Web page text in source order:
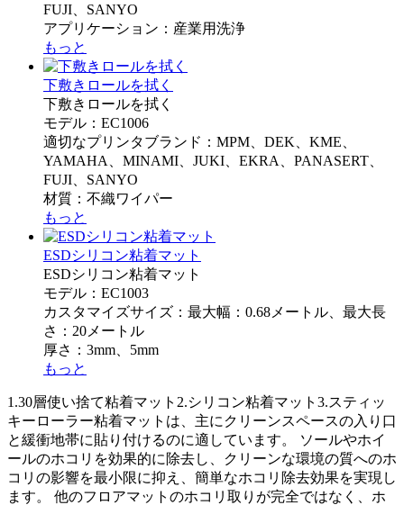
FUJI、SANYO
アプリケーション：産業用洗浄
もっと
下敷きロールを拭く
下敷きロールを拭く
モデル：EC1006
適切なプリンタブランド：MPM、DEK、KME、
YAMAHA、MINAMI、JUKI、EKRA、PANASERT、
FUJI、SANYO
材質：不織ワイパー
もっと
ESDシリコン粘着マット
ESDシリコン粘着マット
モデル：EC1003
カスタマイズサイズ：最大幅：0.68メートル、最大長
さ：20メートル
厚さ：3mm、5mm
もっと
1.30層使い捨て粘着マット2.シリコン粘着マット3.スティッ
キーローラー粘着マットは、主にクリーンスペースの入り口
と緩衝地帯に貼り付けるのに適しています。 ソールやホイ
ールのホコリを効果的に除去し、クリーンな環境の質へのホ
コリの影響を最小限に抑え、簡単なホコリ除去効果を実現し
ます。 他のフロアマットのホコリ取りが完全ではなく、ホ